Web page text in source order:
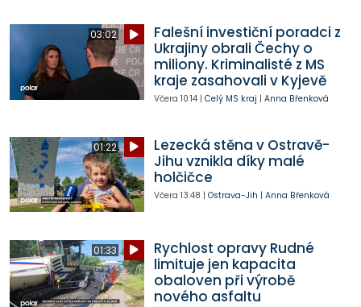
03:02
Falešní investiční poradci z
Ukrajiny obrali Čechy o
miliony. Kriminalisté z MS
kraje zasahovali v Kyjevě
Včera 10:14| Celý MS kraj | Anna Břenková
01:22
Lezecká stěna v Ostravě-
Jihu vznikla díky malé
holčičce
Včera 13:48 | Ostrava-Jih | Anna Břenková
01:33
Rychlost opravy Rudné
limituje jen kapacita
obaloven při výrobě
nového asfaltu